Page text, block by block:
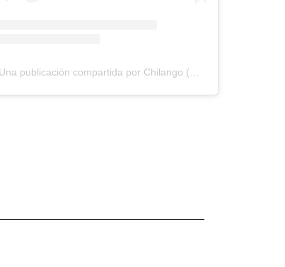
Una publicación compartida por Chilango (@chilangocom)